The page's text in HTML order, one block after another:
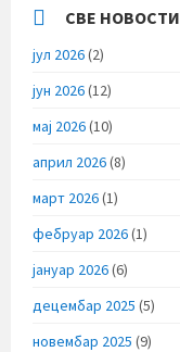
СВЕ НОВОСТИ
јул 2026(2)
јун 2026(12)
мај 2026(10)
април 2026(8)
март 2026(1)
фебруар 2026(1)
јануар 2026(6)
децембар 2025 (5)
новембар 2025 (9)